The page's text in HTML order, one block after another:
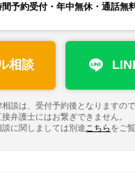
間予約受付・年中無休・通話無
相談
談は、受付予約後となりますので
接弁護士にはお繋ぎできません。
に関しましては別途 こちら をご